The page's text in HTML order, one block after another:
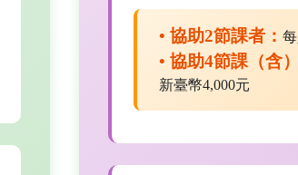
• 協助2節課者：
• 協助4節課（含
新臺幣4,000元